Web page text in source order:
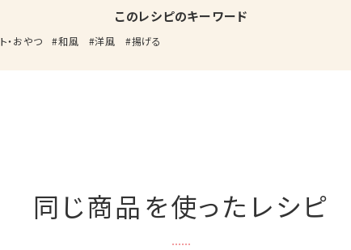
このレシピのキーワード
・おやつ 和風 洋風 揚げる
同じ商品を使ったレシピ